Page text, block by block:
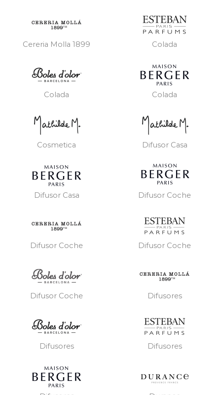
Cereria Molla 1899 Colada
Colada Colada
Cosmetica Difusor Casa
Difusor Casa Difusor Coche
Difusor Coche Difusor Coche
Difusor Coche Difusores
Difusores Difusores